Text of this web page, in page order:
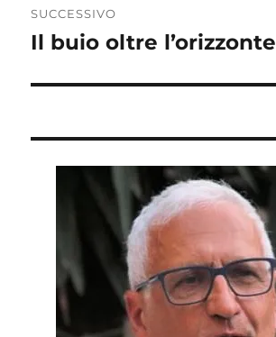
SUCCESSIVO
Articolo
Il buio oltre l’orizzonte